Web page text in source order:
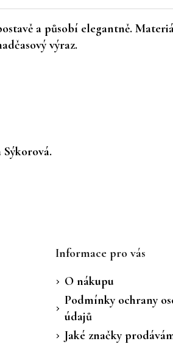
a působí elegantně.
výraz.
Informace pro vás
O nákupu
Podmínky ochrany
údajů
Jaké značky